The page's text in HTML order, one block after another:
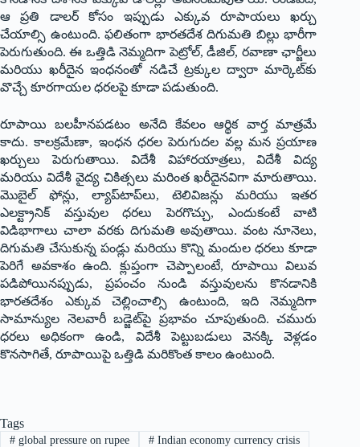
ఆ ప్రతి డాలర్ కోసం ఇప్పుడు ఎక్కువ రూపాయలు ఖర్చు
చేయాల్సి ఉంటుంది. ఫలితంగా భారతదేశ దిగుమతి బిల్లు భారీగా
పెరుగుతుంది. ఈ ఒత్తిడి నెమ్మదిగా పెట్రోల్, డీజిల్, రవాణా ఛార్జీలు
మరియు ఖరీదైన ఇంధనంతో నడిచే ట్రక్కుల ద్వారా మార్కెట్‌కు
వొచ్చే కూరగాయల ధరలపై కూడా పడుతుంది.
రూపాయి బలహీనపడటం అనేది కేవలం ఆర్థిక వార్త మాత్రమే
కాదు. కాలక్రమేణా, ఇంధన ధరల పెరుగుదల వల్ల మన ప్రయాణ
ఖర్చులు పెరుగుతాయి. విదేశీ విహారయాత్రలు, విదేశీ విద్య
మరియు విదేశీ వైద్య చికిత్సలు మరింత ఖరీదైనవిగా మారుతాయి.
మొబైల్ ఫోన్లు, ల్యాప్‌టాప్‌లు, టెలివిజన్లు మరియు ఇతర
ఎలక్ట్రానిక్ వస్తువుల ధరలు పెరగొచ్చు, ఎందుకంటే వాటి
విడిభాగాలు చాలా వరకు దిగుమతి అవుతాయి. వంట నూనెలు,
దిగుమతి చేసుకున్న పండ్లు మరియు కొన్ని మందుల ధరలు కూడా
పెరిగే అవకాశం ఉంది. క్లుప్తంగా చెప్పాలంటే, రూపాయి విలువ
పడిపోయినప్పుడు, ప్రపంచం నుండి వస్తువులను కొనడానికి
భారతదేశం ఎక్కువ చెల్లించాల్సి ఉంటుంది, ఇది నెమ్మదిగా
సామాన్యుల నెలవారీ బడ్జెట్‌పై ప్రభావం చూపుతుంది. చమురు
ధరలు అధికంగా ఉండి, విదేశీ పెట్టుబడులు వెనక్కి వెళ్లడం
కొనసాగితే, రూపాయిపై ఒత్తిడి మరికొంత కాలం ఉంటుంది.
Tags
#global pressure on rupee #Indian economy currency crisis